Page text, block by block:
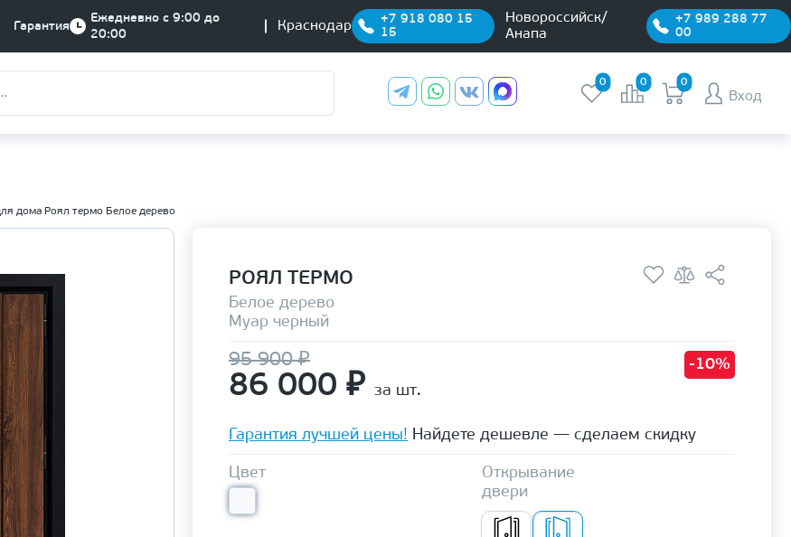
Гарантия
Ежедневно с 9:00 до
20:00
Краснодар
+7 918 080 15
15
Новороссийск/
Анапа
+7 989 288 77
00
0 0 0
Вход
дома Роял термо Белое дерево
РОЯЛ ТЕРМО
Белое дерево
Муар черный
95 900 ₽
86 000 ₽ за шт.
-10%
Гарантия лучшей цены! Найдете дешевле — сделаем скидку
Цвет
Открывание
двери